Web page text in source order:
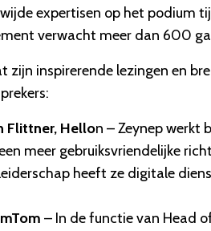
expertisen op het podium
verwacht meer dan 600
inspirerende lezingen en
Flittner, Hellon – Zeynep werkt
meer gebruiksvriendelijke
heeft ze digitale
– In de functie van Head